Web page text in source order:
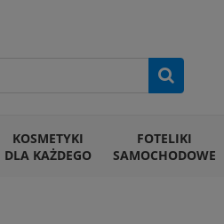
KOSMETYKI
DLA KAŻDEGO
FOTELIKI
SAMOCHODOWE